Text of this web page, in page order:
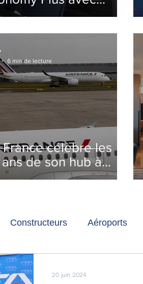
central neutralisé
France célèbre les
de son hub à
Charles de Gaulle
6 min de lecture
Constructeurs Aéroports
durable
20 juin 2024